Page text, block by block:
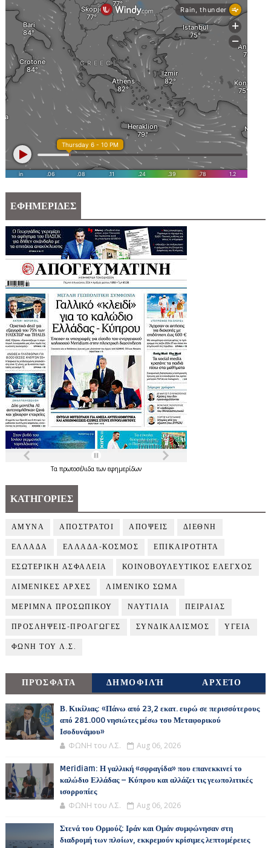
ΕΦΗΜΕΡΙΔΕΣ
Τα πρωτοσέλιδατων εφημερίδων
ΚΑΤΗΓΟΡΙΕΣ
ΑΜΥΝΑ ΑΠΟΣΤΡΑΤΟΙ ΑΠΟΨΕΙΣ ΔΙΕΘΝΗ
ΕΛΛΑΔΑ ΕΛΛΑΔΑ-ΚΟΣΜΟΣ ΕΠΙΚΑΙΡΟΤΗΤΑ
ΕΣΩΤΕΡΙΚΗ ΑΣΦΑΛΕΙΑ ΚΟΙΝΟΒΟΥΛΕΥΤΙΚΟΣ ΕΛΕΓΧΟΣ
ΛΙΜΕΝΙΚΕΣ ΑΡΧΕΣ ΛΙΜΕΝΙΚΟ ΣΩΜΑ
ΜΕΡΙΜΝΑ ΠΡΟΣΩΠΙΚΟΥ ΝΑΥΤΙΛΙΑ ΠΕΙΡΑΙΑΣ
ΠΡΟΣΛΗΨΕΙΣ-ΠΡΟΑΓΩΓΕΣ ΣΥΝΔΙΚΑΛΙΣΜΟΣ ΥΓΕΙΑ
ΦΩΝΗ ΤΟΥ Λ.Σ.
ΠΡΌΣΦΑΤΑ ΔΗΜΟΦΙΛΉ ΑΡΧΕΊΟ
Β. Κικίλιας: «Πάνω από 23,2 εκατ. ευρώ σε περισσότερους
από 281.000 νησιώτες μέσω του Μεταφορικού
Ισοδυνάμου»
ΦΩΝΗ του Λ.Σ. Aug 06, 2026
Meridiam: Η γαλλική «σφραγίδα» που επανεκκινεί το
καλώδιο Ελλάδας – Κύπρου και αλλάζει τις γεωπολιτικές
ισορροπίες
ΦΩΝΗ του Λ.Σ. Aug 06, 2026
Στενά του Ορμούζ: Ιράν και Ομάν συμφώνησαν στη
διαδρομή των πλοίων, εκκρεμούν κρίσιμες λεπτομέρειες